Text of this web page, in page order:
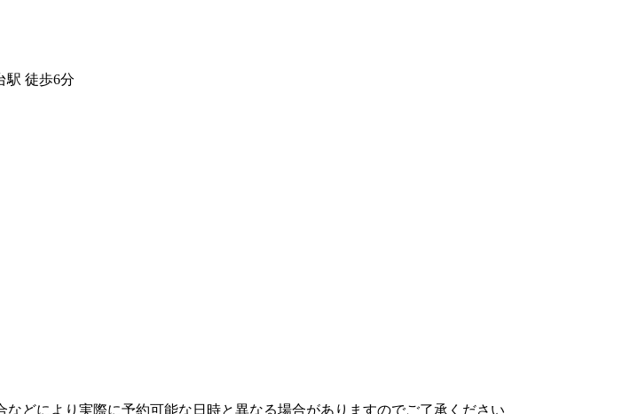
駅 徒歩6分
どにより実際に予約可能な日時と異なる場合がありますのでご了承ください